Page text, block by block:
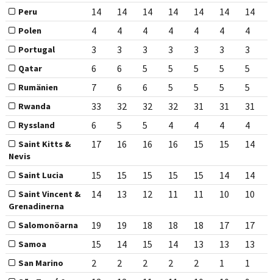
Peru 14 14 14 14 14 14 14
Polen 4 4 4 4 4 4 4
Portugal 3 3 3 3 3 3 3
Qatar 6 6 5 5 5 5 5
Rumänien 7 6 6 5 5 5 5
Rwanda 33 32 32 32 31 31 31
Ryssland 6 5 5 4 4 4 4
Saint Kitts &
Nevis
17 16 16 16 15 15 14
Saint Lucia 15 15 15 15 15 14 14
Saint Vincent &
Grenadinerna
14 13 12 11 11 10 10
Salomonöarna 19 19 18 18 18 17 17
Samoa 15 14 15 14 13 13 13
San Marino 2 2 2 2 2 1 1